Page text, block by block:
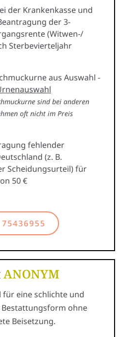
der Krankenkasse und
der 3-
(Witwen-/
Sterbevierteljahr
aus Auswahl -
sind bei anderen
oft nicht im Preis
fehlender
(z. B.
Scheidungsurteil) für
50 €
ANONYM
für eine schlichte und
ohne
Beisetzung.